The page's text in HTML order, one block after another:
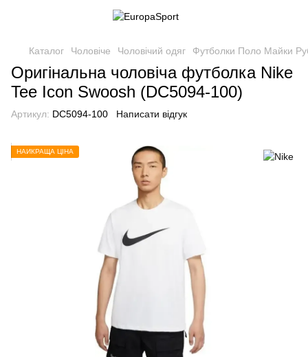
Каталог Чоловіче Чоловічий одяг Футболки Поло Майки
Оригінальна чоловіча футболка Nike
Tee Icon Swoosh (DC5094-100)
Артикул: DC5094-100 Написати відгук
НАЙКРАЩА ЦІНА